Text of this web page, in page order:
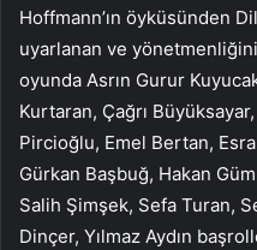
Hoffmann’ın öyküsünden
uyarlanan ve
oyunda Asrın Gurur
Kurtaran, Çağrı
Pircioğlu, Emel Bertan,
Gürkan Başbuğ, Hakan
Salih Şimşek, Sefa Turan,
Dinçer, Yılmaz Aydın